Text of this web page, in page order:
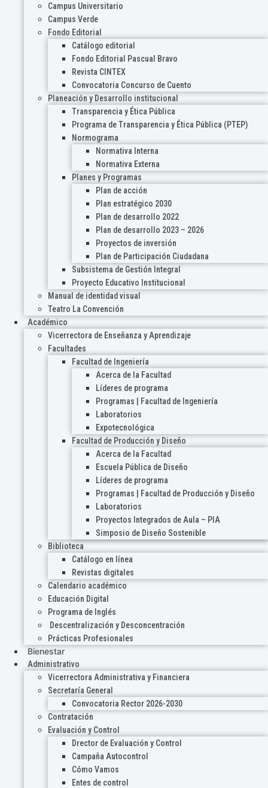
Campus Universitario
Campus Verde
Fondo Editorial
Catálogo editorial
Fondo Editorial Pascual Bravo
Revista CINTEX
Convocatoria Concurso de Cuento
Planeación y Desarrollo institucional
Transparencia y Ética Pública
Programa de Transparencia y Ética Pública (PTEP)
Normograma
Normativa Interna
Normativa Externa
Planes y Programas
Plan de acción
Plan estratégico 2030
Plan de desarrollo 2022
Plan de desarrollo 2023 – 2026
Proyectos de inversión
Plan de Participación Ciudadana
Subsistema de Gestión Integral
Proyecto Educativo Institucional
Manual de identidad visual
Teatro La Convención
Académico
Vicerrectora de Enseñanza y Aprendizaje
Facultades
Facultad de Ingeniería
Acerca de la Facultad
Líderes de programa
Programas | Facultad de Ingeniería
Laboratorios
Expotecnológica
Facultad de Producción y Diseño
Acerca de la Facultad
Escuela Pública de Diseño
Líderes de programa
Programas | Facultad de Producción y Diseño
Laboratorios
Proyectos Integrados de Aula – PIA
Simposio de Diseño Sostenible
Biblioteca
Catálogo en línea
Revistas digitales
Calendario académico
Educación Digital
Programa de Inglés
Descentralización y Desconcentración
Prácticas Profesionales
Bienestar
Administrativo
Vicerrectora Administrativa y Financiera
Secretaría General
Convocatoria Rector 2026-2030
Contratación
Evaluación y Control
Drector de Evaluación y Control
Campaña Autocontrol
Cómo Vamos
Entes de control